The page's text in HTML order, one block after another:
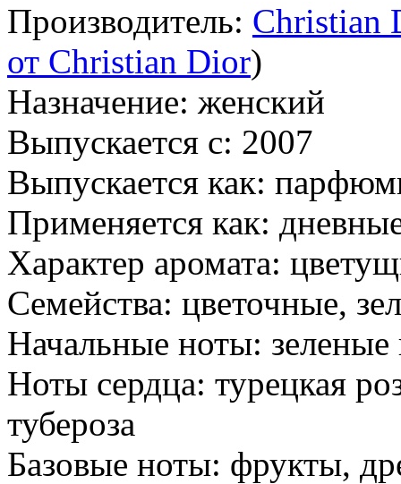
Производитель: Christian
от Christian Dior)
Назначение: женский
Выпускается с: 2007
Выпускается как:
Применяется как:
Характер аромата:
Семейства: цветочные,
Начальные ноты:
Ноты сердца: турецкая
тубероза
Базовые ноты: фрукты,